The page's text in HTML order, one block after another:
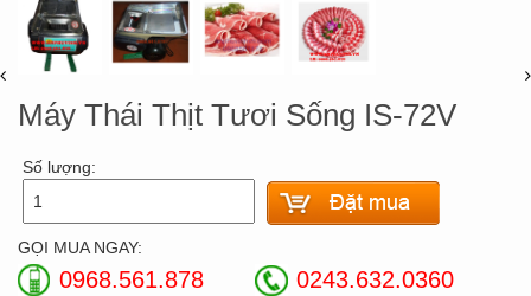
Máy Thái Thịt Tươi Sống IS-72V
Số lượng:
GỌI MUA NGAY:
0968.561.878 0243.632.0360